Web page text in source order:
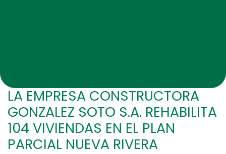
LA EMPRESA CONSTRUCTORA
GONZALEZ SOTO S.A. REHABILITA
104 VIVIENDAS EN EL PLAN
PARCIAL NUEVA RIVERA